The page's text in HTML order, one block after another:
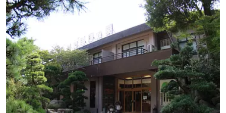
美味しさを熟...